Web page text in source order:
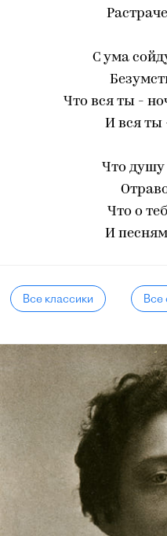
С ума
Что вся ты -
И вся ты
Что
Что о
И
Все классики Все